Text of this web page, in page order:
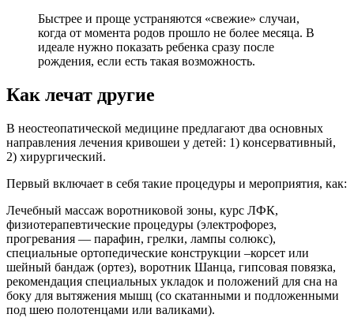
Быстрее и проще устраняются «свежие» случаи,
когда от момента родов прошло не более месяца. В
идеале нужно показать ребенка сразу после
рождения, если есть такая возможность.
Как лечат другие
В неостеопатической медицине предлагают два основных
направления лечения кривошеи у детей: 1) консервативный,
2) хирургический.
Первый включает в себя такие процедуры и мероприятия, как:
Лечебный массаж воротниковой зоны, курс ЛФК,
физиотерапевтические процедуры (электрофорез,
прогревания — парафин, грелки, лампы солюкс),
специальные ортопедические конструкции –корсет или
шейный бандаж (ортез), воротник Шанца, гипсовая повязка,
рекомендация специальных укладок и положений для сна на
боку для вытяжения мышц (со скатанными и подложенными
под шею полотенцами или валиками).